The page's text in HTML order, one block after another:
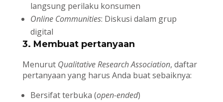
langsung perilaku konsumen
Online Communities: Diskusi dalam grup
digital
3. Membuat pertanyaan
Menurut Qualitative Research Association, daftar
pertanyaan yang harus Anda buat sebaiknya:
Bersifat terbuka (open-ended)